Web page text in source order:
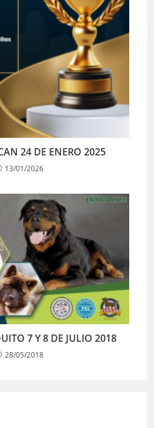
24 DE ENERO 2025
13/01/2026
7 Y 8 DE JULIO 2018
28/05/2018